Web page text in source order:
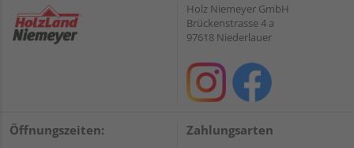
Holz Niemeyer GmbH
Brückenstrasse 4 a
97618 Niederlauer
Öffnungszeiten: Zahlungsarten